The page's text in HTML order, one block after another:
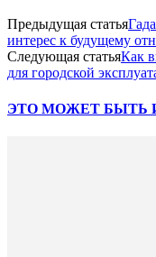
Предыдущая статья
интерес к будущему
Следующая статьяКак
для городской
ЭТО МОЖЕТ БЫТЬ